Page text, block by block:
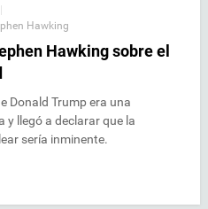
|
Hawking
Hawking sobre el
Donald Trump era una
y llegó a declarar que la
sería inminente.